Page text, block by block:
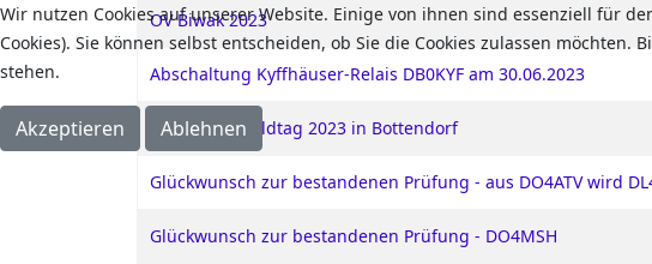
OV Biwak 2023
Abschaltung Kyffhäuser-Relais DB0KYF am 30.06.2023
Kyffhäuser-Feldtag 2023 in Bottendorf
Glückwunsch zur bestandenen Prüfung - aus DO4ATV wird
Glückwunsch zur bestandenen Prüfung - DO4MSH
Wir nutzen Cookies auf unserer Website. Einige von ihnen sind essenziell für
Cookies). Sie können selbst entscheiden, ob Sie die Cookies zulassen
stehen.
Akzeptieren Ablehnen